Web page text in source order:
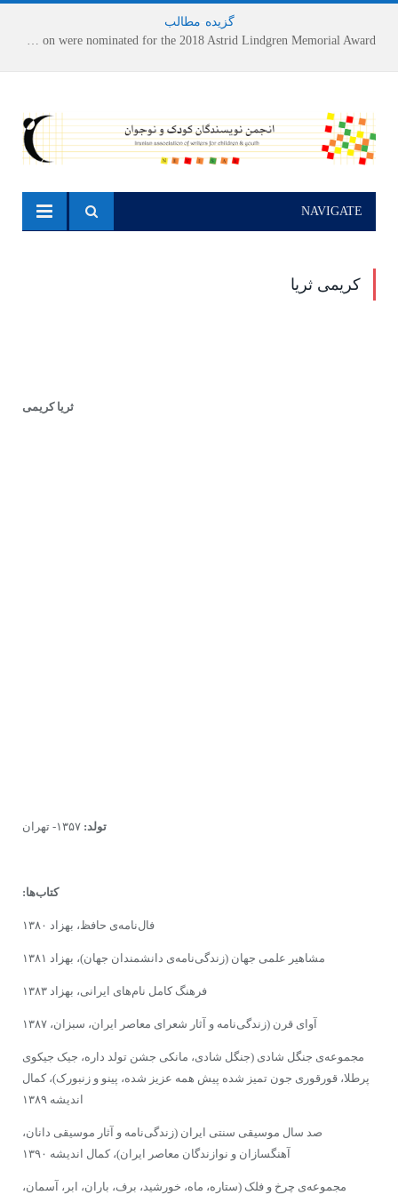
گزیده مطالب
NAVIGATE
کریمی ثریا
ثریا کریمی
تولد: ۱۳۵۷- تهران
کتاب‌ها:
فال‌نامه‌ى حافظ، بهزاد ۱۳۸۰
مشاهیر علمی جهان (زندگی‌نامه‌ى دانشمندان جهان)، بهزاد ۱۳۸۱
فرهنگ کامل نام‌های ایرانی، بهزاد ۱۳۸۳
آوای قرن (زندگی‌نامه و آثار شعرای معاصر ایران، سبزان، ۱۳۸۷
مجموعه‌ى جنگل شادی (جنگل شادی، مانکی جشن تولد داره، جیک جیکوی
پرطلا، قورقوری جون تمیز شده پیش همه عزیز شده، پینو و زنبورک)، کمال
اندیشه ۱۳۸۹
صد سال موسیقی سنتی ایران (زندگی‌نامه و آثار موسیقی دانان،
آهنگسازان و نوازندگان معاصر ایران)، کمال اندیشه ۱۳۹۰
مجموعه‌ى چرخ و فلک (ستاره، ماه، خورشید، برف، باران، ابر، آسمان،